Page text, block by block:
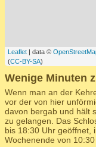
Leaflet | data ©
(CC-BY-SA)
Wenige Minuten
Wenn man an der
vor der von hier
davon bergab und hält
zu gelangen. Das
bis 18:30 Uhr geöffnet,
Wochenende von